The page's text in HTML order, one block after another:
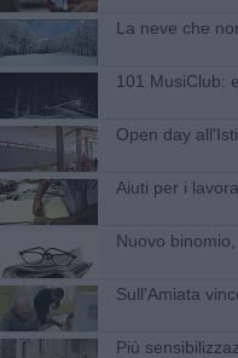
La neve che
101 MusiClub:
Open day
Aiuti per i
Nuovo
Sull'Amiata
Più